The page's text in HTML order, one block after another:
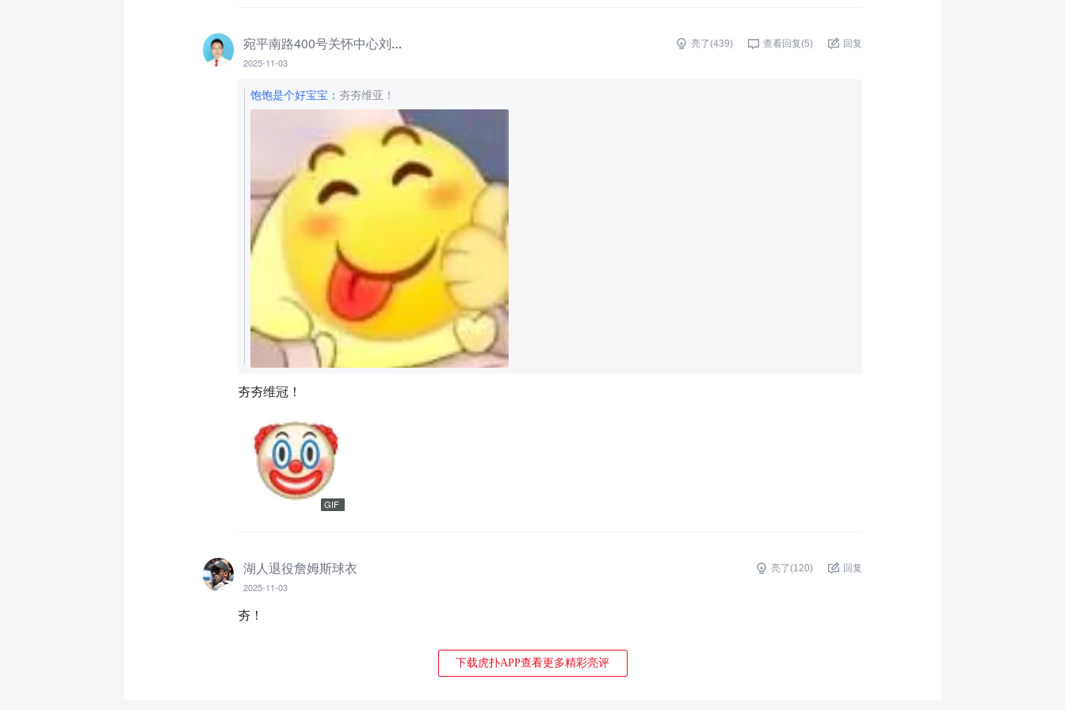
宛平南路400号关怀中心刘副
2025-11-03
亮了(439) 查看回复(5) 回复
饱饱是个好宝宝 ： 夯夯维亚！
夯夯维冠！
GIF
湖人退役詹姆斯球衣
2025-11-03
亮了(120) 回复
夯！
下载虎扑APP查看更多精彩亮评